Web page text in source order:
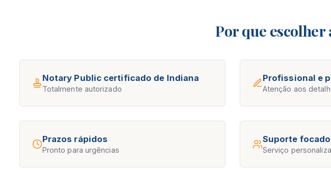
Por que escolher
Notary Public certificado de Indiana
Totalmente autorizado
Profissional e
Atenção aos
Prazos rápidos
Pronto para urgências
Suporte
Serviço